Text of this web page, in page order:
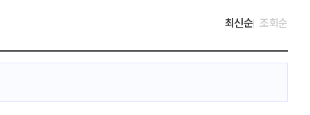
최신순 조회순